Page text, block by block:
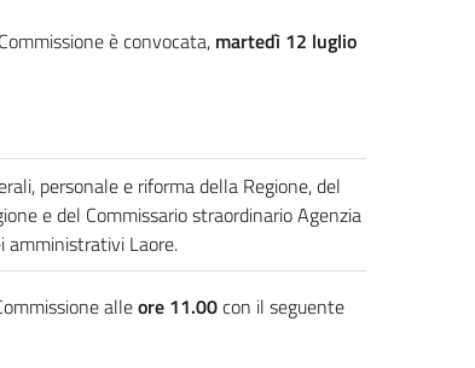
è convocata, martedì 12 luglio
personale e riforma della Regione, del
e del Commissario straordinario Agenzia
amministrativi Laore.
alleore 11.00con il seguente